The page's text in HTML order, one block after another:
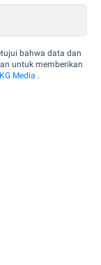
bahwa data dan
untuk memberikan
Media .